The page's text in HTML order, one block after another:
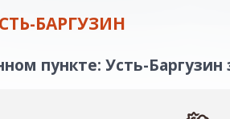
БАРГУЗИН
пункте: Усть-Баргузин